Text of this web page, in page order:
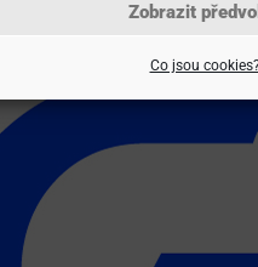
Zobrazit
Co jsou